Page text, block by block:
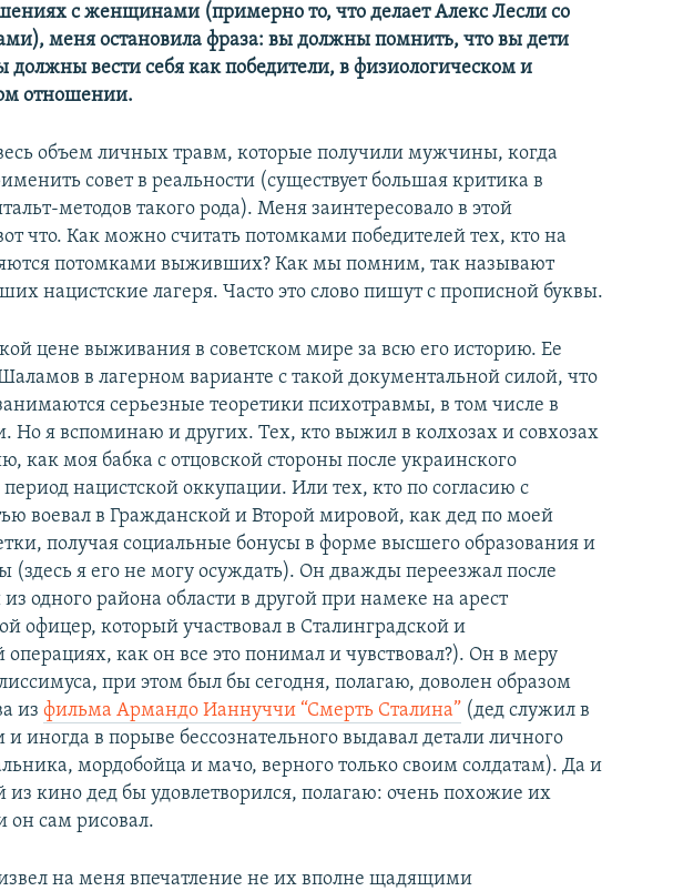
с женщинами (примерно то, что делает Алекс Лесли со
меня остановила фраза: вы должны помнить, что вы дети
должны вести себя как победители, в физиологическом и
отношении.
объем личных травм, которые получили мужчины, когда
совет в реальности (существует большая критика в
методов такого рода). Меня заинтересовало в этой
что. Как можно считать потомками победителей тех, кто на
потомками выживших? Как мы помним, так называют
нацистские лагеря. Часто это слово пишут с прописной буквы.
цене выживания в советском мире за всю его историю. Ее
в лагерном варианте с такой документальной силой, что
серьезные теоретики психотравмы, в том числе в
Но я вспоминаю и других. Тех, кто выжил в колхозах и совхозах
как моя бабка с отцовской стороны после украинского
нацистской оккупации. Или тех, кто по согласию с
воевал в Гражданской и Второй мировой, как дед по моей
получая социальные бонусы в форме высшего образования и
(здесь я его не могу осуждать). Он дважды переезжал после
одного района области в другой при намеке на арест
офицер, который участвовал в Сталинградской и
операциях, как он все это понимал и чувствовал?). Он в меру
при этом был бы сегодня, полагаю, доволен образом
изфильма Армандо Ианнуччи “Смерть Сталина” (дед служил в
иногда в порыве бессознательного выдавал детали личного
мордобойца и мачо, верного только своим солдатам). Да и
из кино дед бы удовлетворился, полагаю: очень похожие их
он сам рисовал.
на меня впечатление не их вполне щадящими